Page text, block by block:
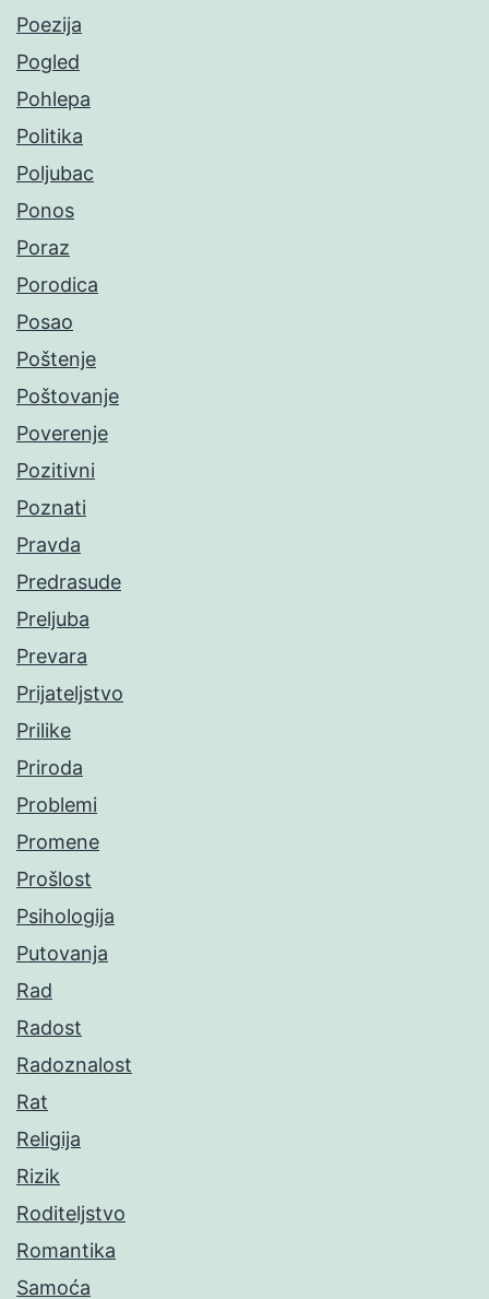
Poezija
Pogled
Pohlepa
Politika
Poljubac
Ponos
Poraz
Porodica
Posao
Poštenje
Poštovanje
Poverenje
Pozitivni
Poznati
Pravda
Predrasude
Preljuba
Prevara
Prijateljstvo
Prilike
Priroda
Problemi
Promene
Prošlost
Psihologija
Putovanja
Rad
Radost
Radoznalost
Rat
Religija
Rizik
Roditeljstvo
Romantika
Samoća